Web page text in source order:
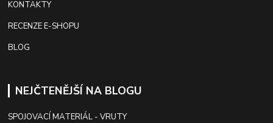
KONTAKTY
RECENZE E-SHOPU
BLOG
NEJČTENĚJŠÍ NA BLOGU
SPOJOVACÍ MATERIÁL - VRUTY